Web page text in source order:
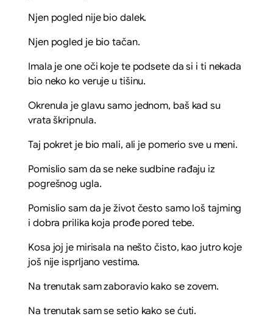
Njen pogled nije bio dalek.
Njen pogled je bio tačan.
Imala je one oči koje te podsete da si i ti nekada
bio neko ko veruje u tišinu.
Okrenula je glavu samo jednom, baš kad su
vrata škripnula.
Taj pokret je bio mali, ali je pomerio sve u meni.
Pomislio sam da se neke sudbine rađaju iz
pogrešnog ugla.
Pomislio sam da je život često samo loš tajming
i dobra prilika koja prođe pored tebe.
Kosa joj je mirisala na nešto čisto, kao jutro koje
još nije isprljano vestima.
Na trenutak sam zaboravio kako se zovem.
Na trenutak sam se setio kako se ćuti.